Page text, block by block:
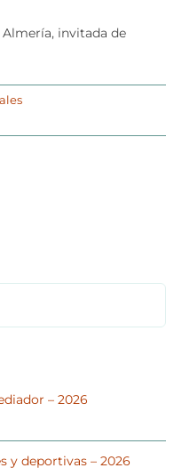
invitada de
– 2026
y deportivas – 2026